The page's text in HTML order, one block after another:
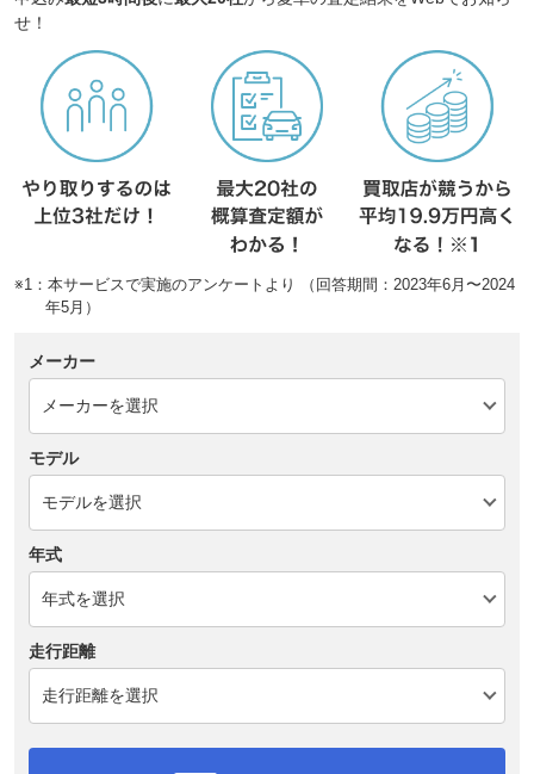
せ！
※1：本サービスで実施のアンケートより （回答期間：2023年6月〜2024
年5月）
メーカー
モデル
年式
走行距離